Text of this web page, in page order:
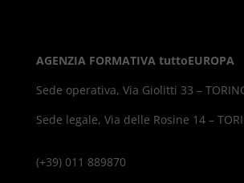
AGENZIA FORMATIVA tuttoEUROPA
Sede operativa, Via Giolitti 33 –
Sede legale, Via delle Rosine 14 –
(+39) 011 889870